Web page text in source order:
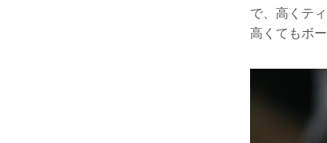
で、高くテ
高くてもボ